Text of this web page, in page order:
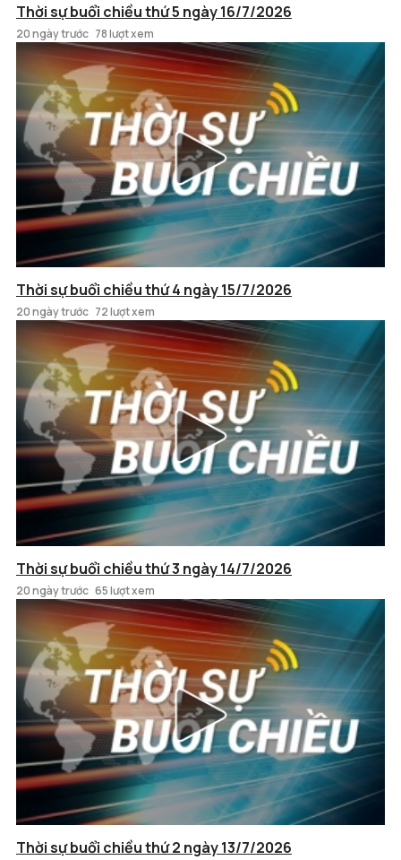
Thời sự buổi chiều thứ 5 ngày 16/7/2026
20 ngày trước 78 lượt xem
Thời sự buổi chiều thứ 4 ngày 15/7/2026
20 ngày trước 72 lượt xem
Thời sự buổi chiều thứ 3 ngày 14/7/2026
20 ngày trước 65 lượt xem
Thời sự buổi chiều thứ 2 ngày 13/7/2026